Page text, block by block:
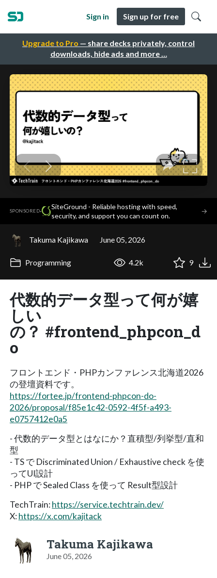
Upgrade to Pro — share decks privately, control
downloads, hide ads and more …
Sign in Sign up for free
SPONSORED·
SiteGround - Reliable hosting with speed,
security, and support you can count on.
→
Takuma Kajikawa June 05, 2026
Programming 4.2k 9
代数的データ型って何が嬉
しい
の？ #frontend_phpcon_d
o
フロントエンド・PHPカンファレンス北海道2026
の登壇資料です。
https://fortee.jp/frontend-phpcon-do-
2026/proposal/f85e1c42-0592-4f5f-a493-
e0757412e0a5
- 代数的データ型とはなにか？直積型/列挙型/直和
型
- TS で Discriminated Union / Exhaustive check を使
ってUI設計
- PHP で Sealed Class を使って Result型設計
TechTrain:https://service.techtrain.dev/
X:https://x.com/kajitack
Takuma Kajikawa
June 05, 2026